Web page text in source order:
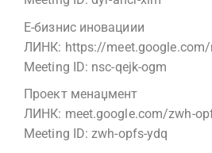
Е-бизнис иновациии
ЛИНК: https://meet.google.com/
Meeting ID: nsc-qejk-ogm
Проект менаџмент
ЛИНК: meet.google.com/zwh-
Meeting ID: zwh-opfs-ydq